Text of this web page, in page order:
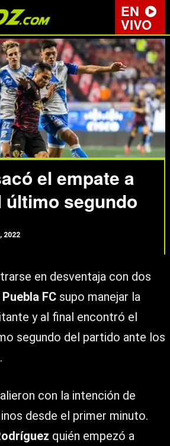
EN
VIVO
el empate a
último segundo
2022
en desventaja con dos
Puebla FC supo manejar la
y al final encontró el
segundo del partido ante los
.
con la intención de
desde el primer minuto.
quién empezó a